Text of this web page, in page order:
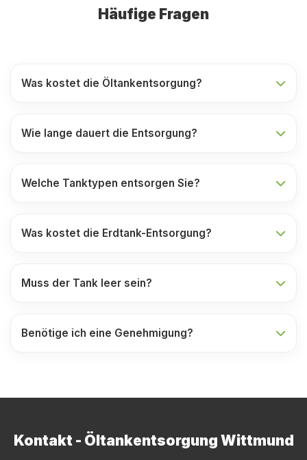
Häufige Fragen
Was kostet die Öltankentsorgung?
Wie lange dauert die Entsorgung?
Welche Tanktypen entsorgen Sie?
Was kostet die Erdtank-Entsorgung?
Muss der Tank leer sein?
Benötige ich eine Genehmigung?
Kontakt - Öltankentsorgung Wittmund